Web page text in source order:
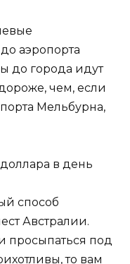
аэропорта
до города идут
чем, если
Мельбурна,
в день
способ
Австралии.
просыпаться под
то вам